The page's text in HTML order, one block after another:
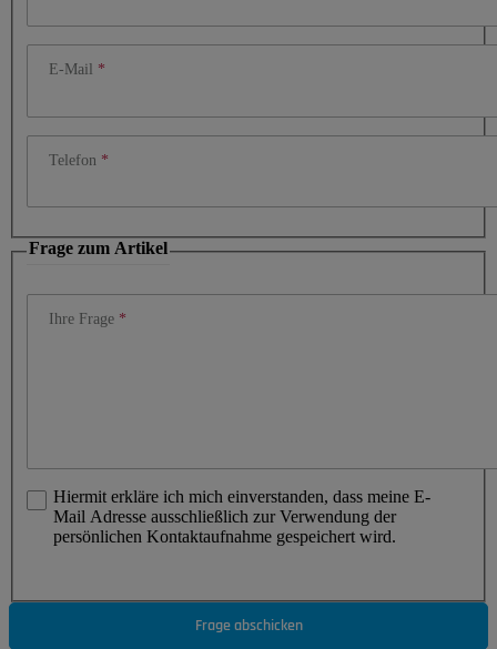
E-Mail
Telefon
Frage zum Artikel
Ihre Frage
Hiermit erkläre ich mich einverstanden, dass meine E-
Mail Adresse ausschließlich zur Verwendung der
persönlichen Kontaktaufnahme gespeichert wird.
Frage abschicken